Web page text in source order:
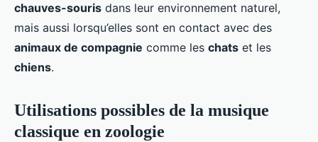
chauves-souris dans leur environnement naturel,
mais aussi lorsqu’elles sont en contact avec des
animaux de compagnie comme les chats et les
chiens.
Utilisations possibles de la musique
classique en zoologie